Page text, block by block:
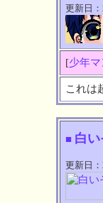
更新日
[少年
これは
■ 白い
更新日